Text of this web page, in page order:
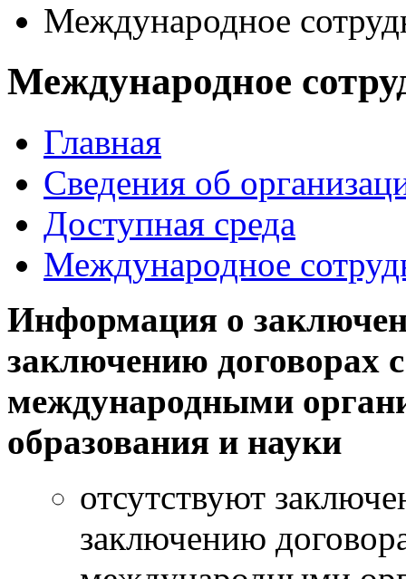
Международное
Международное
Главная
Сведения об
Доступная среда
Международное
Информация о
заключению договорах
международными
образования и науки
отсутствуют
заключению